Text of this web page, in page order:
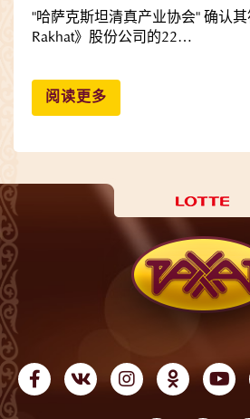
"哈萨克斯坦清真产业协会" 确认其
Rakhat》股份公司的22…
阅读更多